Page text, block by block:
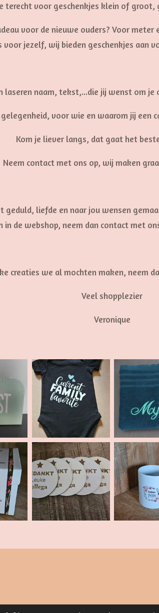
terecht voor geschenkjes klein of groot,
voor de nieuwe ouders? Voor
voor jezelf, wij bieden geschenkjes aan
laseren naam, tekst,...die jij wenst om
voor wie en waarom jij een
Kom je liever langs, dat gaat het
Neem contact met ons op, wij maken
geduld, liefde en naar jou wensen
in de webshop, neem dan contact met
creaties we al mochten maken, neem
Veel shopplezier
Veronique